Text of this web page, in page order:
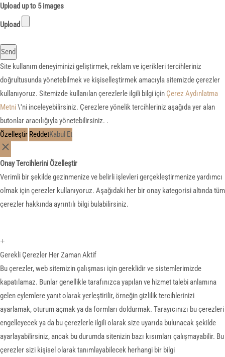
Upload up to 5 images
Upload
Send
Site kullanım deneyiminizi geliştirmek, reklam ve içerikleri tercihleriniz
doğrultusunda yönetebilmek ve kişiselleştirmek amacıyla sitemizde çerezler
kullanıyoruz. Sitemizde kullanılan çerezlerle ilgili bilgi için Çerez Aydınlatma
Metni\'ni inceleyebilirsiniz. Çerezlere yönelik tercihleriniz aşağıda yer alan
butonlar aracılığıyla yönetebilirsiniz. .
Özelleştir ReddetKabul Et
Onay Tercihlerini Özelleştir
Verimli bir şekilde gezinmenize ve belirli işlevleri gerçekleştirmenize yardımcı
olmak için çerezler kullanıyoruz. Aşağıdaki her bir onay kategorisi altında tüm
çerezler hakkında ayrıntılı bilgi bulabilirsiniz.
+
Gerekli Çerezler Her Zaman Aktif
Bu çerezler, web sitemizin çalışması için gereklidir ve sistemlerimizde
kapatılamaz. Bunlar genellikle tarafınızca yapılan ve hizmet talebi anlamına
gelen eylemlere yanıt olarak yerleştirilir, örneğin gizlilik tercihlerinizi
ayarlamak, oturum açmak ya da formları doldurmak. Tarayıcınızı bu çerezleri
engelleyecek ya da bu çerezlerle ilgili olarak size uyarıda bulunacak şekilde
ayarlayabilirsiniz, ancak bu durumda sitenizin bazı kısımları çalışmayabilir. Bu
çerezler sizi kişisel olarak tanımlayabilecek herhangi bir bilgi